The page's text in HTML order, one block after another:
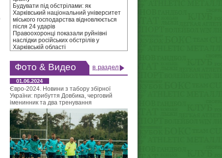
Будувати під обстрілами: як
Харківський національний університет
міського господарства відновлюється
після 24 ударів
Правоохоронці показали руйнівні
наслідки російських обстрілів у
Харківській області
Фото & Видео в раздел
01.06.2024
Євро-2024. Новини з табору збірної
України: прибуття Довбика, черговий
іменинник та два тренування